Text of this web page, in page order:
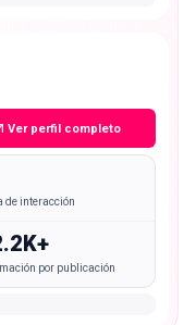
Ver perfil completo
de interacción
por publicación